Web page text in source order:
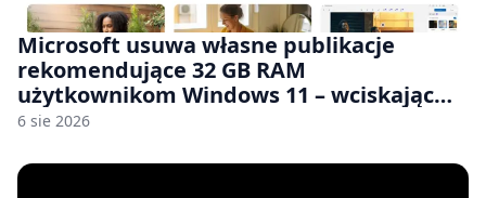
Microsoft usuwa własne publikacje
rekomendujące 32 GB RAM
użytkownikom Windows 11 – wciskając
nam przy tym komputery z 8 GB RAM po
6 sie 2026